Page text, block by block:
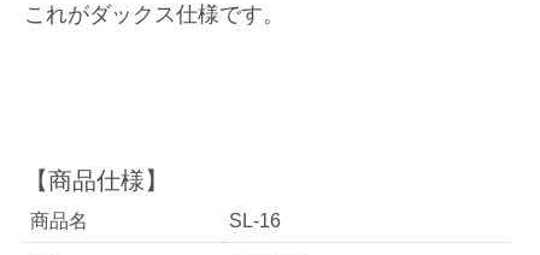
これがダックス仕様です。
商品名 SL-16